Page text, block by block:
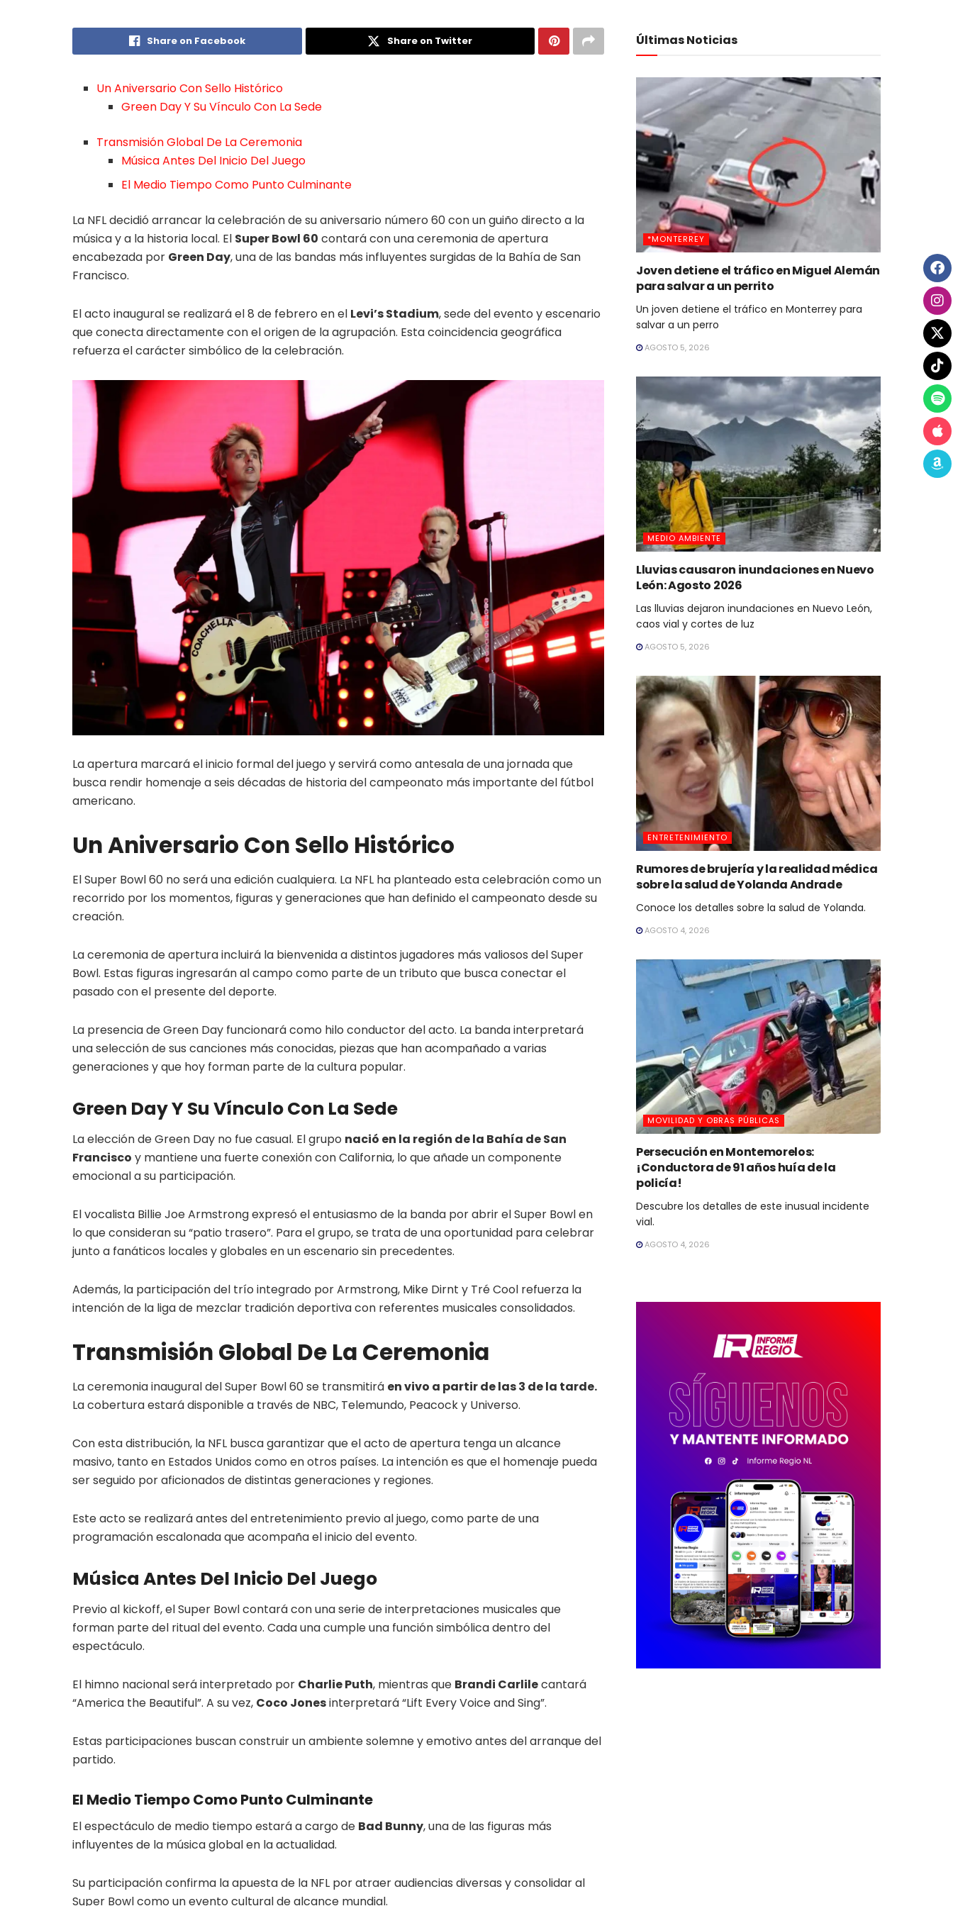
Share on Facebook Share on Twitter
Un Aniversario Con Sello Histórico
Green Day Y Su Vínculo Con La Sede
Transmisión Global De La Ceremonia
Música Antes Del Inicio Del Juego
El Medio Tiempo Como Punto Culminante
La NFL decidió arrancar la celebración de su aniversario número 60 con un guiño directo a la
música y a la historia local. El Super Bowl 60 contará con una ceremonia de apertura
encabezada por Green Day, una de las bandas más influyentes surgidas de la Bahía de San
Francisco.
El acto inaugural se realizará el 8 de febrero en el Levi’s Stadium, sede del evento y escenario
que conecta directamente con el origen de la agrupación. Esta coincidencia geográfica
refuerza el carácter simbólico de la celebración.
La apertura marcará el inicio formal del juego y servirá como antesala de una jornada que
busca rendir homenaje a seis décadas de historia del campeonato más importante del fútbol
americano.
Un Aniversario Con Sello Histórico
El Super Bowl 60 no será una edición cualquiera. La NFL ha planteado esta celebración como un
recorrido por los momentos, figuras y generaciones que han definido el campeonato desde su
creación.
La ceremonia de apertura incluirá la bienvenida a distintos jugadores más valiosos del Super
Bowl. Estas figuras ingresarán al campo como parte de un tributo que busca conectar el
pasado con el presente del deporte.
La presencia de Green Day funcionará como hilo conductor del acto. La banda interpretará
una selección de sus canciones más conocidas, piezas que han acompañado a varias
generaciones y que hoy forman parte de la cultura popular.
Green Day Y Su Vínculo Con La Sede
La elección de Green Day no fue casual. El grupo nació en la región de la Bahía de San
Francisco y mantiene una fuerte conexión con California, lo que añade un componente
emocional a su participación.
El vocalista Billie Joe Armstrong expresó el entusiasmo de la banda por abrir el Super Bowl en
lo que consideran su “patio trasero”. Para el grupo, se trata de una oportunidad para celebrar
junto a fanáticos locales y globales en un escenario sin precedentes.
Además, la participación del trío integrado por Armstrong, Mike Dirnt y Tré Cool refuerza la
intención de la liga de mezclar tradición deportiva con referentes musicales consolidados.
Transmisión Global De La Ceremonia
La ceremonia inaugural del Super Bowl 60 se transmitirá en vivo a partir de las 3 de la tarde.
La cobertura estará disponible a través de NBC, Telemundo, Peacock y Universo.
Con esta distribución, la NFL busca garantizar que el acto de apertura tenga un alcance
masivo, tanto en Estados Unidos como en otros países. La intención es que el homenaje pueda
ser seguido por aficionados de distintas generaciones y regiones.
Este acto se realizará antes del entretenimiento previo al juego, como parte de una
programación escalonada que acompaña el inicio del evento.
Música Antes Del Inicio Del Juego
Previo al kickoff, el Super Bowl contará con una serie de interpretaciones musicales que
forman parte del ritual del evento. Cada una cumple una función simbólica dentro del
espectáculo.
El himno nacional será interpretado por Charlie Puth, mientras que Brandi Carlilecantará
“America the Beautiful”. A su vez, Coco Jonesinterpretará “Lift Every Voice and Sing”.
Estas participaciones buscan construir un ambiente solemne y emotivo antes del arranque del
partido.
El Medio Tiempo Como Punto Culminante
El espectáculo de medio tiempo estará a cargo de Bad Bunny, una de las figuras más
influyentes de la música global en la actualidad.
Su participación confirma la apuesta de la NFL por atraer audiencias diversas y consolidar al
Super Bowl como un evento cultural de alcance mundial.
Últimas Noticias
*MONTERREY
Joven detiene el tráfico en Miguel Alemán
para salvar a un perrito
Un joven detiene el tráfico en Monterrey para
salvar a un perro
AGOSTO 5, 2026
MEDIO AMBIENTE
Lluvias causaron inundaciones en Nuevo
León: Agosto 2026
Las lluvias dejaron inundaciones en Nuevo León,
caos vial y cortes de luz
AGOSTO 5, 2026
ENTRETENIMIENTO
Rumores de brujería y la realidad médica
sobre la salud de Yolanda Andrade
Conoce los detalles sobre la salud de Yolanda.
AGOSTO 4, 2026
MOVILIDAD Y OBRAS PÚBLICAS
Persecución en Montemorelos:
¡Conductora de 91 años huía de la
policía!
Descubre los detalles de este inusual incidente
vial.
AGOSTO 4, 2026